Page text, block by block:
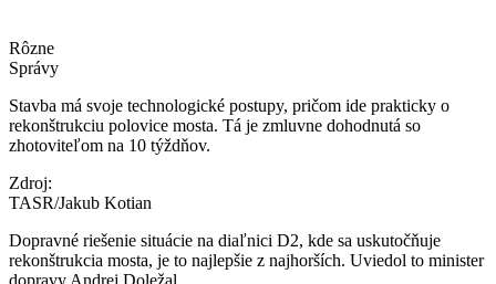
Rôzne
Správy
Stavba má svoje technologické postupy, pričom ide prakticky o
rekonštrukciu polovice mosta. Tá je zmluvne dohodnutá so
zhotoviteľom na 10 týždňov.
Zdroj:
TASR/Jakub Kotian
Dopravné riešenie situácie na diaľnici D2, kde sa uskutočňuje
rekonštrukcia mosta, je to najlepšie z najhorších. Uviedol to minister
dopravy Andrej Doležal...